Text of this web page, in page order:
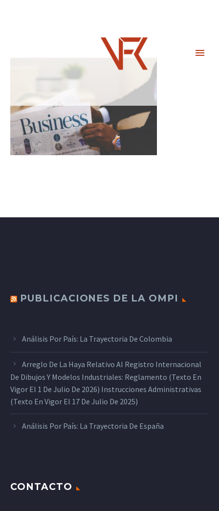
PUBLICACIONES DE LA OMPI
Análisis Por País: La Trayectoria De Colombia
Arreglo De La Haya Relativo Al Registro Internacional
De Dibujos Y Modelos Industriales: Reglamento (texto En
Vigor El 1 De Julio De 2026) Instrucciones Administrativas
(texto En Vigor El 17 De Julio De 2025)
Análisis Por País: La Trayectoria De España
CONTACTO